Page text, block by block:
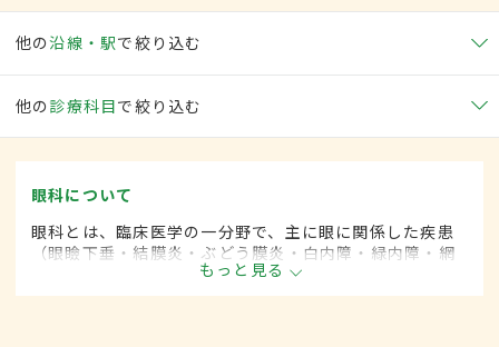
他の沿線・駅で絞り込む
他の 診療科目で絞り込む
眼科について
眼科とは、臨床医学の一分野で、主に眼に関係した疾患
（眼瞼下垂・結膜炎・ぶどう膜炎・白内障・緑内障・網
膜剥離など）を専門的に取り扱います。
もっと見る